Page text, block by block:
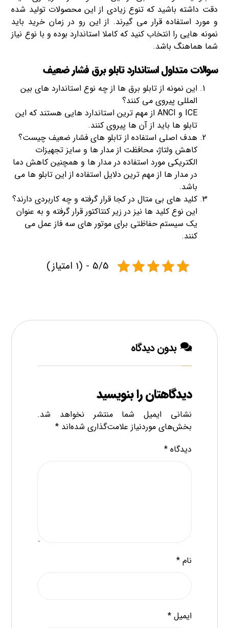
دقت داشته باشید که تنوع زیادی از این محصولات تولید شده
و مورد استفاده قرار می گیرند. از این رو در زمان خرید باید
نمونه هایی را انتخاب کنید که کاملا استاندارد بوده و با نوع نیاز
شما هماهنگ باشد.
سوالات متداول استاندارد تابلو برق فشار ضعیف
این نمونه از تابلو برق ها از چه نوع استاندارد های بین
المللی پیروی می کنند؟
ICE و ANCI از مهم ترین استاندارد هایی هستند که این
تابلو ها باید از آن ها پیروی کنند.
هدف اصلی استفاده از تابلو های فشار ضعیف چیست؟
کاهش ولتاژ، محافظت از مدار ها و سایز تجهیزات
الکتریکی مورد استفاده در مدار ها و همچنین کاهش دما
در مدار ها از مهم ترین دلایل استفاده از این تابلو ها می
باشد.
کلید های بی متال در کجا قرار گرفته و چه کاربردی دارند؟
این نوع کلید ها نیز در زیر کنتاکتور قرار گرفته و به عنوان
یک سیستم حفاظتی برای موتور های سه فاز عمل می
کنند.
5/5 - (1 امتیاز)
بدون دیدگاه
دیدگاهتان را بنویسید
نشانی ایمیل شما منتشر نخواهد شد.
بخش‌های موردنیاز علامت‌گذاری شده‌اند*
دیدگاه*
نام*
ایمیل*